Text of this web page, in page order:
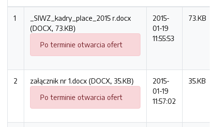
1
_SIWZ_kadry_place_2015 r.docx
(DOCX, 73.KB)
Po terminie otwarcia ofert
2015-
01-19
11:55:53
73.KB
2
załącznik nr 1.docx (DOCX, 35.KB)
Po terminie otwarcia ofert
2015-
01-19
11:57:02
35.KB